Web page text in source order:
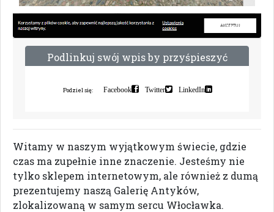
Podlinkuj swój wpisby przyśpieszyć
Podziel się: Facebook Twitter LinkedIn
Witamy w naszym wyjątkowym świecie, gdzie
czas ma zupełnie inne znaczenie. Jesteśmy nie
tylko sklepem internetowym, ale również z dumą
prezentujemy naszą Galerię Antyków,
zlokalizowaną w samym sercu Włocławka.